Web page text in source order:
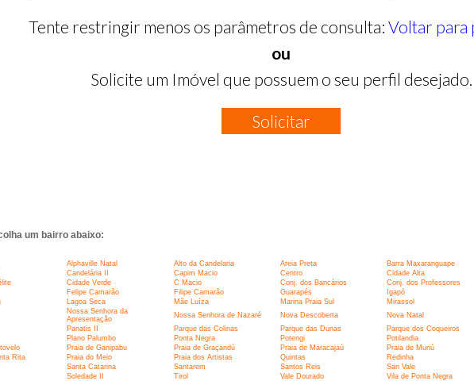
Tente restringir menos os parâmetros de consulta: Voltar para
ou
Solicite um Imóvel que possuem o seu perfil desejado.
Solicitar
um bairro abaixo:
Alphaville Natal Alto da Candelaria Areia Preta Barra Maxaranguape
Candelária II Capim Macio Centro Cidade Alta
Cidade Verde C Macio Conj. dos Bancários Conj. dos Professores
Felipe Camarão Filipe Camarão Guarapés Igapó
Lagoa Seca Mãe Luíza Marina Praia Sul Mirassol
Nossa Senhora da
Apresentação
Nossa Senhora de Nazaré Nova Descoberta Nova Natal
Panatis II Parque das Colinas Parque das Dunas Parque dos Coqueiros
Plano Palumbo Ponta Negra Potengi Potilandia
Praia de Ganipabu Praia de Graçandú Praia de Maracajaú Praia de Muriú
Rita Praia do Meio Praia dos Artistas Quintas Redinha
Santa Catarina Santarem Santos Reis San Vale
Soledade II Tirol Vale Dourado Vila de Ponta Negra